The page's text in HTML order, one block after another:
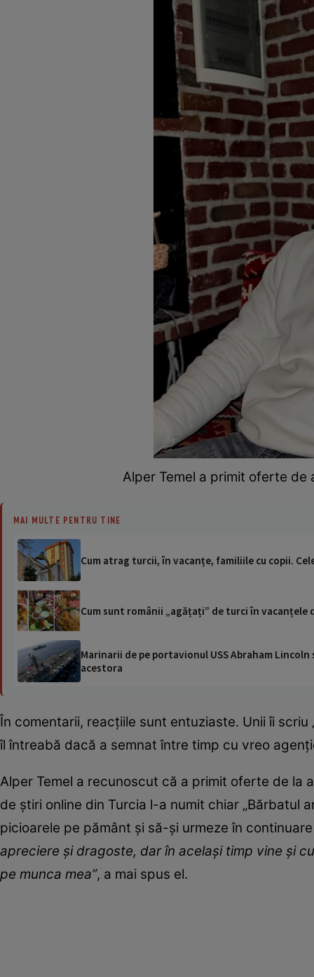
Alper Temel a primit oferte
MAI MULTE PENTRU TINE
Cum atrag turcii, în vacanțe, familiile cu copii.
Cum sunt românii „agățați” de turci în
Marinarii de pe portavionul USS Abraham
acestora
În comentarii, reacțiile sunt entuziaste. Unii îi
îl întreabă dacă a semnat între timp cu vreo
Alper Temel a recunoscut că a primit oferte de la
de știri online din Turcia l-a numit chiar „Bărbatul
picioarele pe pământ și să-și urmeze în
apreciere și dragoste, dar în același timp vine și
pe munca mea”, a mai spus el.